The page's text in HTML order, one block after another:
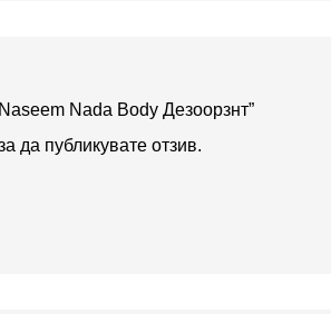
Nada Body Дезоорзнт”
да публикувате отзив.